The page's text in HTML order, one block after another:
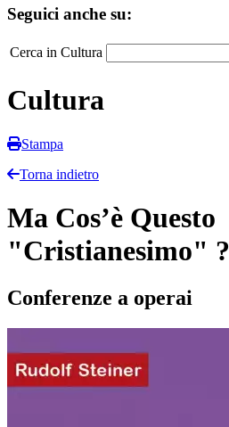
Seguici anche su:
Cerca in Cultura
Cultura
Stampa
Torna indietro
Ma Cos’è Questo
"Cristianesimo" ?
Conferenze a operai